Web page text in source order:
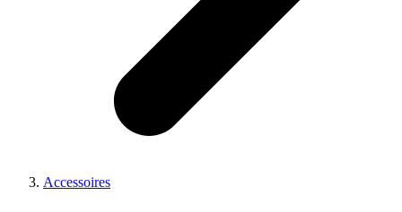
Accessoires